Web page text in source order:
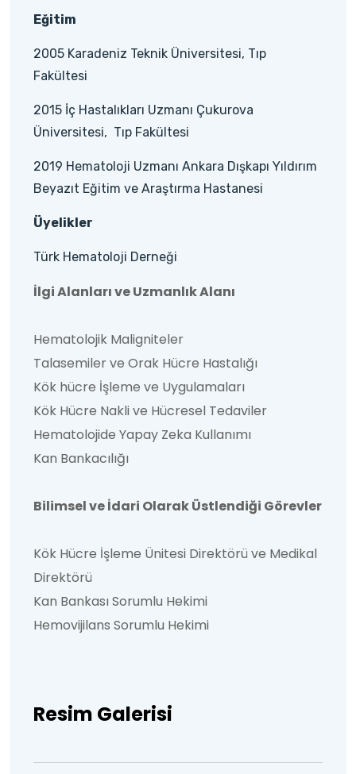
Eğitim
2005 Karadeniz Teknik Üniversitesi, Tıp
Fakültesi
2015 İç Hastalıkları Uzmanı Çukurova
Üniversitesi, Tıp Fakültesi
2019 Hematoloji Uzmanı Ankara Dışkapı Yıldırım
Beyazıt Eğitim ve Araştırma Hastanesi
Üyelikler
Türk Hematoloji Derneği
İlgi Alanları ve Uzmanlık Alanı
Hematolojik Maligniteler
Talasemiler ve Orak Hücre Hastalığı
Kök hücre İşleme ve Uygulamaları
Kök Hücre Nakli ve Hücresel Tedaviler
Hematolojide Yapay Zeka Kullanımı
Kan Bankacılığı
Bilimsel ve İdari Olarak Üstlendiği Görevler
Kök Hücre İşleme Ünitesi Direktörü ve Medikal
Direktörü
Kan Bankası Sorumlu Hekimi
Hemovijilans Sorumlu Hekimi
Resim Galerisi